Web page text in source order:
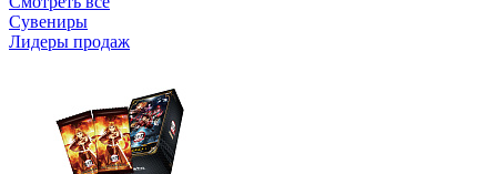
Сувениры
Лидеры продаж